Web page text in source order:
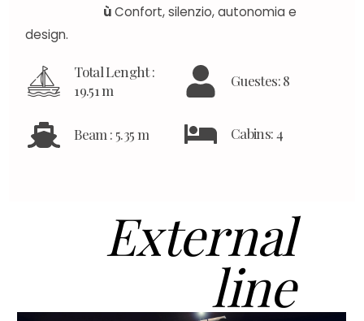
ùConfort, silenzio, autonomia e
design.
Total Lenght :
19.51 m
Beam : 5.35 m
Guestes: 8
Cabins: 4
External
line